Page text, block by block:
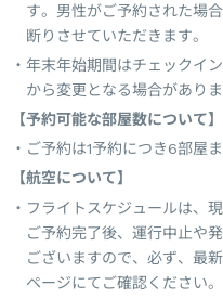
す。男性がご予約された場
断りさせていただきます。
年末年始期間はチェックイ
から変更となる場合がありま
【予約可能な部屋数について】
ご予約は1予約につき6部屋
【航空について】
フライトスケジュールは、
ご予約完了後、運行中止や
ございますので、必ず、最
ページにてご確認ください。